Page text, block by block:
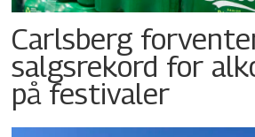
Carlsberg
salgsrekord for
på festivaler